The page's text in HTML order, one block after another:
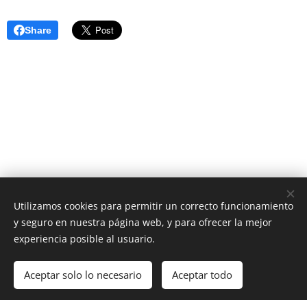
Share
AS Digital News
El periódico digital que estabas esperando
Cookies
Utilizamos cookies para permitir un correcto funcionamiento
y seguro en nuestra página web, y para ofrecer la mejor
experiencia posible al usuario.
Aceptar solo lo necesario Aceptar todo